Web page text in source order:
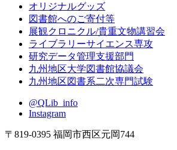
オリジナルグッズ
図書館へのご寄付等
展観クロニクル/貴重文物講習会
ライブラリーサイエンス専攻
研究データ管理支援部門
九州地区大学図書館協議会
九州地区図書系二次専門試験
@QLib_info
Instagram
〒819-0395 福岡市西区元岡744